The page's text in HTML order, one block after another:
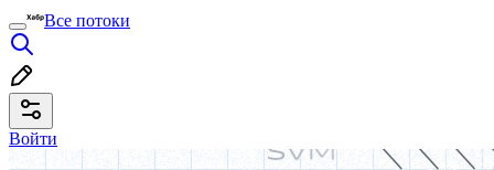
Все потоки
Войти